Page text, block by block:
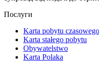
Послуги
Karta pobytu czasowego
Karta stałego pobytu
Obywatelstwo
Karta Polaka